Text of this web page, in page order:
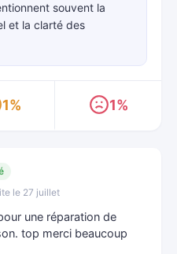
souvent la
et la clarté des
1% 1%
le 27 juillet
une réparation de
top merci beaucoup